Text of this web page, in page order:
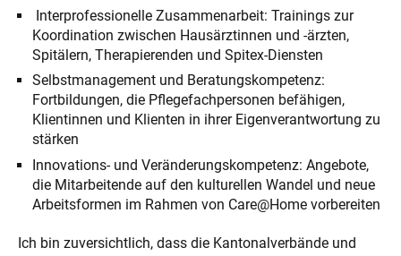
Interprofessionelle Zusammenarbeit: Trainings zur
Koordination zwischen Hausärztinnen und -ärzten,
Spitälern, Therapierenden und Spitex-Diensten
Selbstmanagement und Beratungskompetenz:
Fortbildungen, die Pflegefachpersonen befähigen,
Klientinnen und Klienten in ihrer Eigenverantwortung zu
stärken
Innovations- und Veränderungskompetenz: Angebote,
die Mitarbeitende auf den kulturellen Wandel und neue
Arbeitsformen im Rahmen von Care@Home vorbereiten
Ich bin zuversichtlich, dass die Kantonalverbände und